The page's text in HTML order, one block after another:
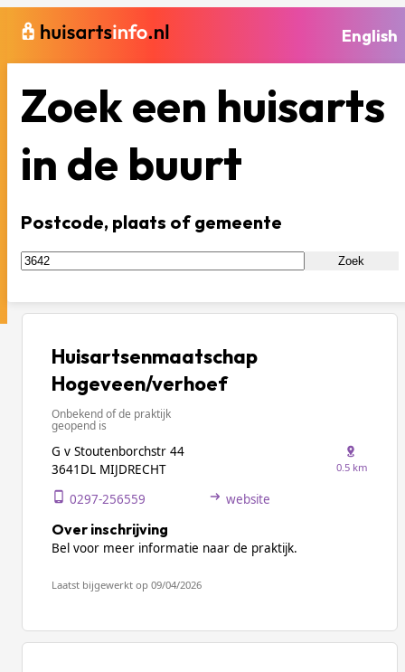
English
Zoek een huisarts
in de buurt
Postcode, plaats of gemeente
Zoek
Huisartsenmaatschap
Hogeveen/verhoef
Onbekend of de praktijk
geopend is
G v Stoutenborchstr 44
3641DL MIJDRECHT
0.5 km
0297-256559 website
Over inschrijving
Bel voor meer informatie naar de praktijk.
Laatst bijgewerkt op 09/04/2026